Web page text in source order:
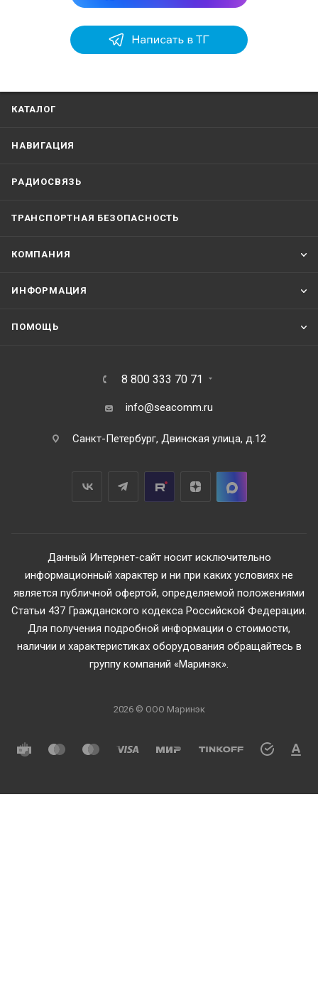
КАТАЛОГ
НАВИГАЦИЯ
РАДИОСВЯЗЬ
ТРАНСПОРТНАЯ БЕЗОПАСНОСТЬ
КОМПАНИЯ
ИНФОРМАЦИЯ
ПОМОЩЬ
8 800 333 70 71
info@seacomm.ru
Санкт-Петербург, Двинская улица, д.12
Данный Интернет-сайт носит исключительно
информационный характер и ни при каких условиях не
является публичной офертой, определяемой положениями
Статьи 437 Гражданского кодекса Российской Федерации.
Для получения подробной информации о стоимости,
наличии и характеристиках оборудования обращайтесь в
группу компаний «Маринэк».
2026 © ООО Маринэк